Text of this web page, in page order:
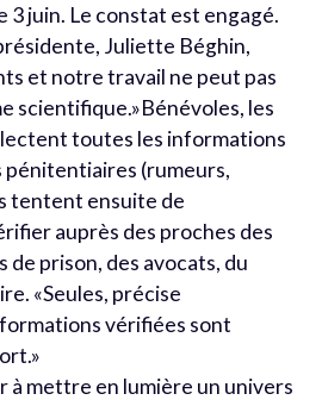
3 juin. Le constat est engagé.
Juliette Béghin,
et notre travail ne peut pas
scientifique.»Bénévoles, les
toutes les informations
pénitentiaires (rumeurs,
tentent ensuite de
auprès des proches des
de prison, des avocats, du
«Seules, précise
vérifiées sont
à mettre en lumière un univers